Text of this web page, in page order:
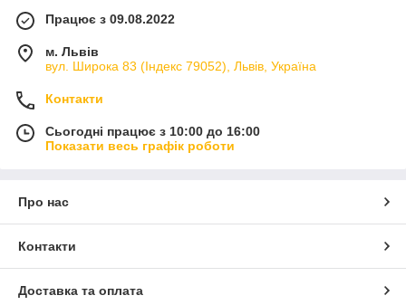
Працює з 09.08.2022
м. Львів
вул. Широка 83 (Індекс 79052), Львів, Україна
Контакти
Сьогодні працює з 10:00 до 16:00
Показати весь графік роботи
Про нас
Контакти
Доставка та оплата